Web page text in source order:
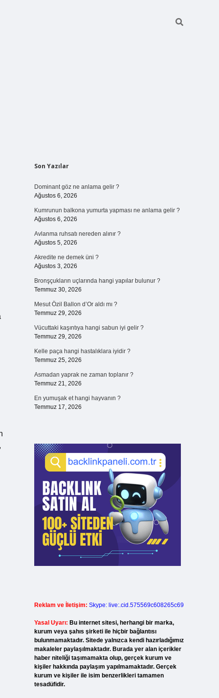
Sidebar
Son Yazılar
Dominant göz ne anlama gelir ?
Ağustos 6, 2026
Kumrunun balkona yumurta yapması ne anlama gelir ?
Ağustos 6, 2026
Avlanma ruhsatı nereden alınır ?
Ağustos 5, 2026
Akredite ne demek üni ?
Ağustos 3, 2026
Bronşçukların uçlarında hangi yapılar bulunur ?
Temmuz 30, 2026
Mesut Özil Ballon d’Or aldı mı ?
Temmuz 29, 2026
Vücuttaki kaşıntıya hangi sabun iyi gelir ?
Temmuz 29, 2026
Kelle paça hangi hastalıklara iyidir ?
Temmuz 25, 2026
Asmadan yaprak ne zaman toplanır ?
Temmuz 21, 2026
En yumuşak et hangi hayvanın ?
Temmuz 17, 2026
Reklam ve İletişim: Skype: live:.cid.575569c608265c69
Yasal Uyarı: Bu internet sitesi, herhangi bir marka,
kurum veya şahıs şirketi ile hiçbir bağlantısı
bulunmamaktadır. Sitede yalnızca kendi hazırladığımız
makaleler paylaşılmaktadır. Burada yer alan içerikler
haber niteliği taşımamakta olup, gerçek kurum ve
kişiler hakkında paylaşım yapılmamaktadır. Gerçek
kurum ve kişiler ile isim benzerlikleri tamamen
tesadüfidir.